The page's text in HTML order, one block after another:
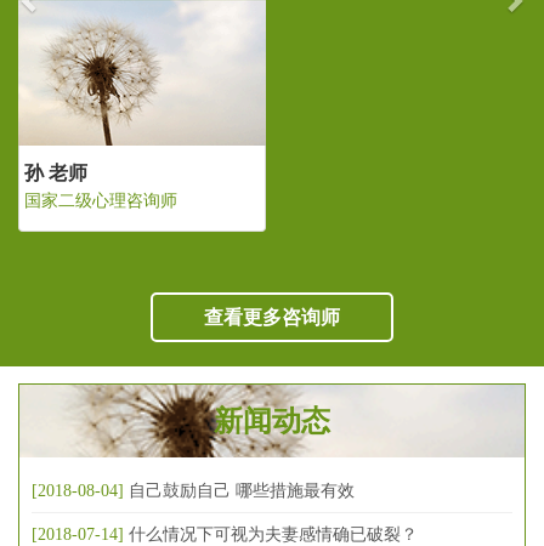
查看更多咨询师
新闻动态
[2018-08-04] 自己鼓励自己 哪些措施最有效
[2018-07-14] 什么情况下可视为夫妻感情确已破裂？